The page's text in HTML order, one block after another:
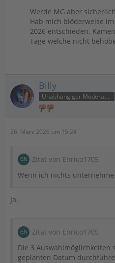
Werde MG aber
Hab mich blöderweise
2026 entschieden.
Tage welche nicht
Billy
Unabhängiger Moderator
26. März 2026 um 15:24
Zitat von Enrico1705
Wenn ich nichts
Ja.
Zitat von Enrico1705
Die 3 Auswahlmöglichkeiten
geplanten Datum